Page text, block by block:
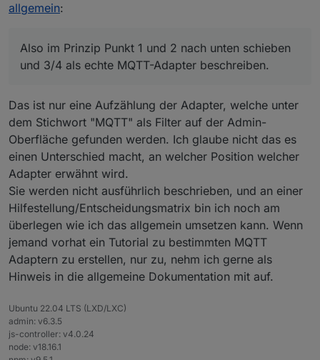
allgemein:
Also im Prinzip Punkt 1 und 2 nach unten schieben
und 3/4 als echte MQTT-Adapter beschreiben.
Das ist nur eine Aufzählung der Adapter, welche unter
dem Stichwort "MQTT" als Filter auf der Admin-
Oberfläche gefunden werden. Ich glaube nicht das es
einen Unterschied macht, an welcher Position welcher
Adapter erwähnt wird.
Sie werden nicht ausführlich beschrieben, und an einer
Hilfestellung/Entscheidungsmatrix bin ich noch am
überlegen wie ich das allgemein umsetzen kann. Wenn
jemand vorhat ein Tutorial zu bestimmten MQTT
Adaptern zu erstellen, nur zu, nehm ich gerne als
Hinweis in die allgemeine Dokumentation mit auf.
Ubuntu 22.04 LTS (LXD/LXC)
admin: v6.3.5
js-controller: v4.0.24
node: v18.16.1